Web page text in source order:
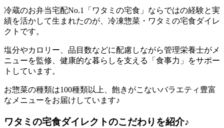
冷蔵のお弁当宅配No.1「ワタミの宅食」ならではの経験と実
績を活かして生まれたのが、冷凍惣菜・ワタミの宅食ダイレ
クト です。
塩分やカロリー、品目数などに配慮しながら管理栄養士がメ
ニューを監修、健康的な暮らしを支える「食事力」をサポー
トしています。
お惣菜の種類は100種類以上、飽きがこないバラエティ豊富
なメニューをお届けしています♪
ワタミの宅食ダイレクトのこだわりを紹介♪